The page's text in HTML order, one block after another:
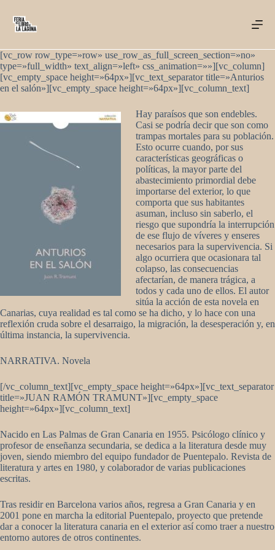
contenido
[vc_row row_type=»row» use_row_as_full_screen_section=»no»
type=»full_width» text_align=»left» css_animation=»»][vc_column]
[vc_empty_space height=»64px»][vc_text_separator title=»Anturios
en el salón»][vc_empty_space height=»64px»][vc_column_text]
Hay paraísos que son endebles.
Casi se podría decir que son como
trampas mortales para su población.
Esto ocurre cuando, por sus
características geográficas o
políticas, la mayor parte del
abastecimiento primordial debe
importarse del exterior, lo que
comporta que sus habitantes
asuman, incluso sin saberlo, el
riesgo que supondría la interrupción
de ese flujo de víveres y enseres
necesarios para la supervivencia. Si
algo ocurriera que ocasionara tal
colapso, las consecuencias
afectarían, de manera trágica, a
todos y cada uno de ellos. El autor
sitúa la acción de esta novela en
Canarias, cuya realidad es tal como se ha dicho, y lo hace con una
reflexión cruda sobre el desarraigo, la migración, la desesperación y, en
última instancia, la supervivencia.
NARRATIVA. Novela
[/vc_column_text][vc_empty_space height=»64px»][vc_text_separator
title=»JUAN RAMÓN TRAMUNT»][vc_empty_space
height=»64px»][vc_column_text]
Nacido en Las Palmas de Gran Canaria en 1955. Psicólogo clínico y
profesor de enseñanza secundaria, se dedica a la literatura desde muy
joven, siendo miembro del equipo fundador de Puentepalo. Revista de
literatura y artes en 1980, y colaborador de varias publicaciones
escritas.
Tras residir en Barcelona varios años, regresa a Gran Canaria y en
2001 pone en marcha la editorial Puentepalo, proyecto que pretende
dar a conocer la literatura canaria en el exterior así como traer a nuestro
entorno autores de otros continentes.